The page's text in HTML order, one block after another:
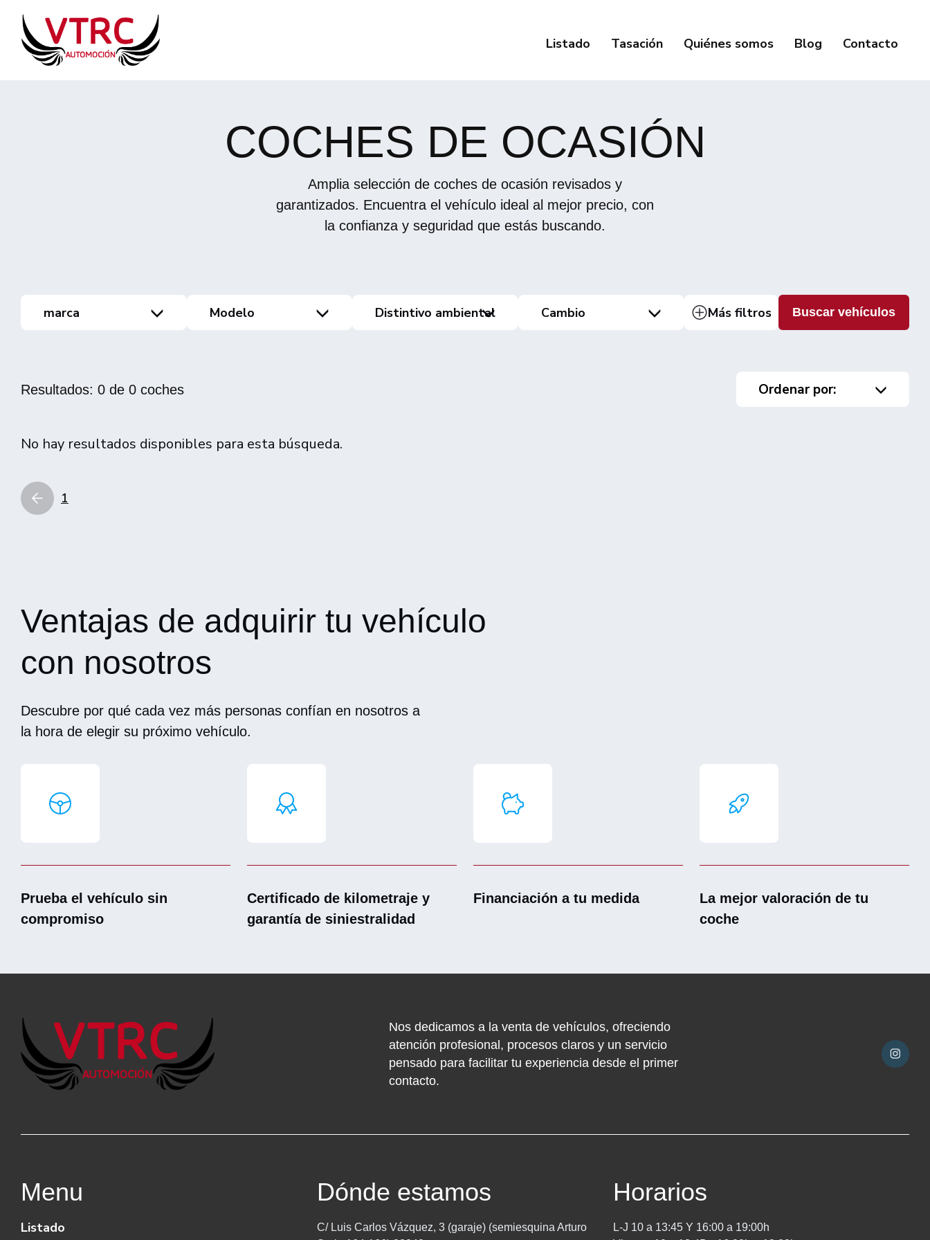
Listado Tasación Quiénes somos Blog Contacto
COCHES DE OCASIÓN
Amplia selección de coches de ocasión revisados y
garantizados. Encuentra el vehículo ideal al mejor precio, con
la confianza y seguridad que estás buscando.
marca Modelo Distintivo ambiental Cambio Más filtros Buscar vehículos
Resultados: 0 de 0 coches Ordenar por:
No hay resultados disponibles para esta búsqueda.
1
Ventajas de adquirir tu vehículo
con nosotros
Descubre por qué cada vez más personas confían en nosotros a
la hora de elegir su próximo vehículo.
Prueba el vehículo sin
compromiso
Certificado de kilometraje y
garantía de siniestralidad
Financiación a tu medida
La mejor valoración de tu
coche
Nos dedicamos a la venta de vehículos, ofreciendo
atención profesional, procesos claros y un servicio
pensado para facilitar tu experiencia desde el primer
contacto.
Menu
Listado
Dónde estamos
C/ Luis Carlos Vázquez, 3 (garaje) (semiesquina Arturo
Horarios
L-J 10 a 13:45 Y 16:00 a 19:00h